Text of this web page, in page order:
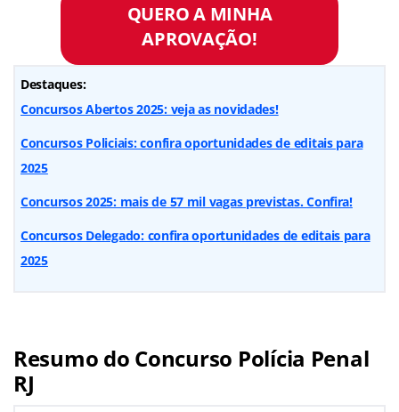
QUERO A MINHA
APROVAÇÃO!
Destaques:
Concursos Abertos 2025: veja as novidades!
Concursos Policiais: confira oportunidades de editais para
2025
Concursos 2025: mais de 57 mil vagas previstas. Confira!
Concursos Delegado: confira oportunidades de editais para
2025
Resumo do Concurso Polícia Penal
RJ